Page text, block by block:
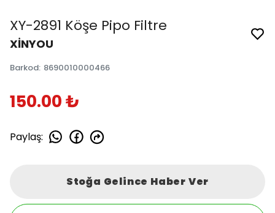
XY-2891 Köşe Pipo Filtre
XİNYOU
Barkod: 8690010000466
150.00 ₺
Paylaş:
Stoğa Gelince Haber Ver